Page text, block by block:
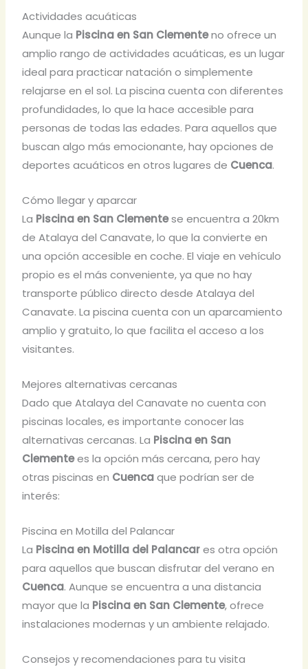
Actividades acuáticas
Aunque la Piscina en San Clementeno ofrece un
amplio rango de actividades acuáticas, es un lugar
ideal para practicar natación o simplemente
relajarse en el sol. La piscina cuenta con diferentes
profundidades, lo que la hace accesible para
personas de todas las edades. Para aquellos que
buscan algo más emocionante, hay opciones de
deportes acuáticos en otros lugares de Cuenca.
Cómo llegar y aparcar
La Piscina en San Clementese encuentra a 20km
de Atalaya del Canavate, lo que la convierte en
una opción accesible en coche. El viaje en vehículo
propio es el más conveniente, ya que no hay
transporte público directo desde Atalaya del
Canavate. La piscina cuenta con un aparcamiento
amplio y gratuito, lo que facilita el acceso a los
visitantes.
Mejores alternativas cercanas
Dado que Atalaya del Canavate no cuenta con
piscinas locales, es importante conocer las
alternativas cercanas. La Piscina en San
Clementees la opción más cercana, pero hay
otras piscinas en Cuencaque podrían ser de
interés:
Piscina en Motilla del Palancar
La Piscina en Motilla del Palancares otra opción
para aquellos que buscan disfrutar del verano en
Cuenca. Aunque se encuentra a una distancia
mayor que la Piscina en San Clemente, ofrece
instalaciones modernas y un ambiente relajado.
Consejos y recomendaciones para tu visita